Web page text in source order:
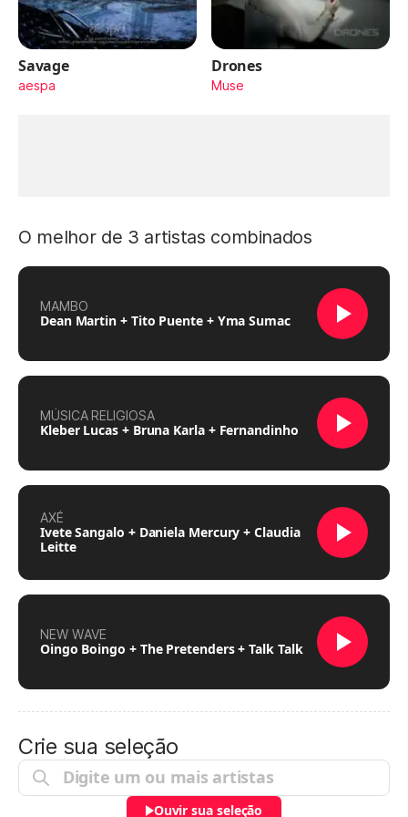
Savage
aespa
Drones
Muse
O melhor de 3 artistas combinados
MAMBO
Dean Martin + Tito Puente + Yma Sumac
MÚSICA RELIGIOSA
Kleber Lucas + Bruna Karla + Fernandinho
AXÉ
Ivete Sangalo + Daniela Mercury + Claudia
Leitte
NEW WAVE
Oingo Boingo + The Pretenders + Talk Talk
Crie sua seleção
Ouvir sua seleção